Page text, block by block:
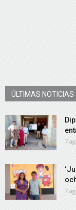
ÚLTIMAS NOTICIAS
7
7